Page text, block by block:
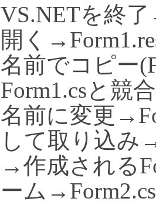
VS.NETを終
開く
名前でコピー
Form1.csと競
名前に変更
して取り込み
→作成される
ーム